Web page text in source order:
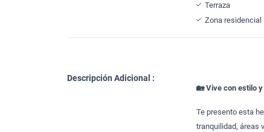
Terraza
Zona residencial
Descripción Adicional :
🏡 Vive con estilo
Te presento esta
tranquilidad, áreas